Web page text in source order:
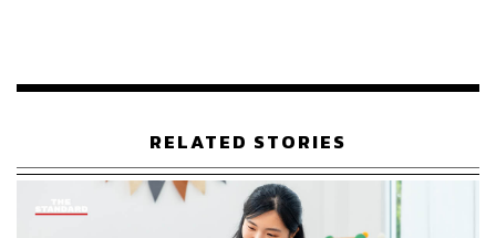
THE STANDARD WEALTH
ทีมข่าว THE STANDARD
RELATED STORIES